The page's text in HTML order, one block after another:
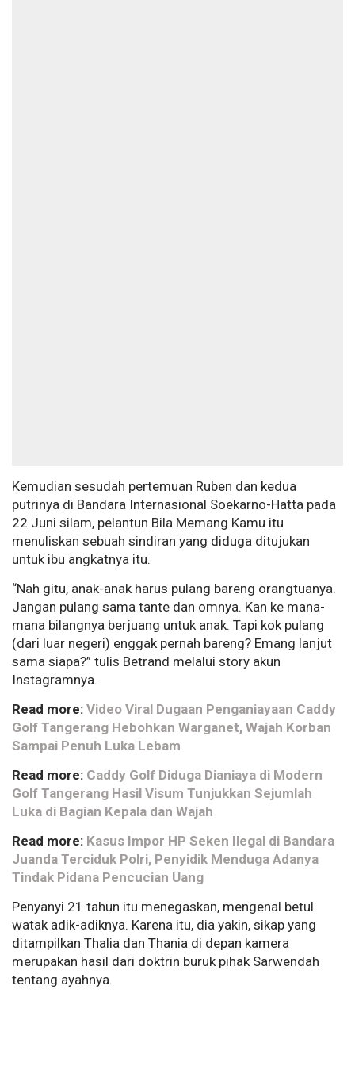
Kemudian sesudah pertemuan Ruben dan kedua
putrinya di Bandara Internasional Soekarno-Hatta pada
22 Juni silam, pelantun Bila Memang Kamu itu
menuliskan sebuah sindiran yang diduga ditujukan
untuk ibu angkatnya itu.
“Nah gitu, anak-anak harus pulang bareng orangtuanya.
Jangan pulang sama tante dan omnya. Kan ke mana-
mana bilangnya berjuang untuk anak. Tapi kok pulang
(dari luar negeri) enggak pernah bareng? Emang lanjut
sama siapa?” tulis Betrand melalui story akun
Instagramnya.
Read more: Video Viral Dugaan Penganiayaan Caddy
Golf Tangerang Hebohkan Warganet, Wajah Korban
Sampai Penuh Luka Lebam
Read more: Caddy Golf Diduga Dianiaya di Modern
Golf Tangerang Hasil Visum Tunjukkan Sejumlah
Luka di Bagian Kepala dan Wajah
Read more: Kasus Impor HP Seken Ilegal di Bandara
Juanda Terciduk Polri, Penyidik Menduga Adanya
Tindak Pidana Pencucian Uang
Penyanyi 21 tahun itu menegaskan, mengenal betul
watak adik-adiknya. Karena itu, dia yakin, sikap yang
ditampilkan Thalia dan Thania di depan kamera
merupakan hasil dari doktrin buruk pihak Sarwendah
tentang ayahnya.